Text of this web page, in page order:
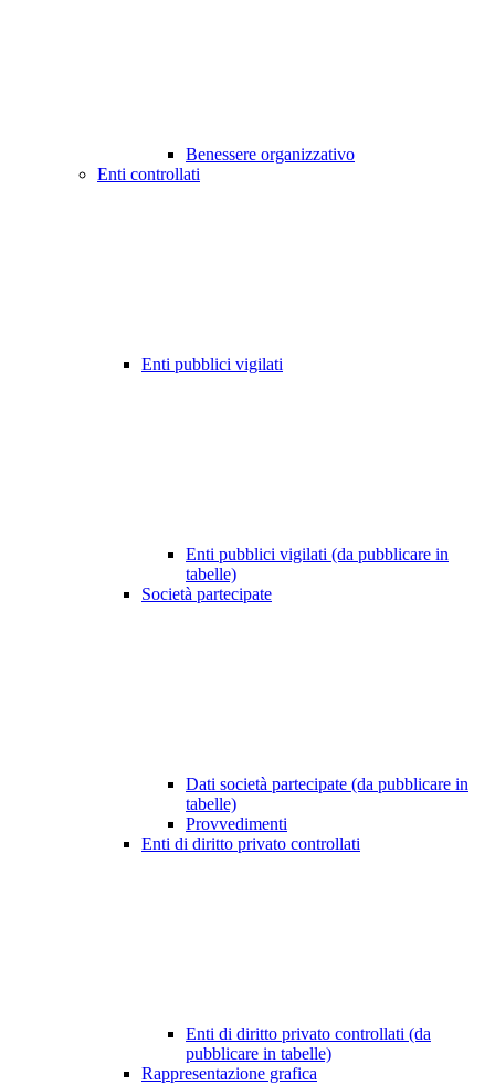
Benessere organizzativo
Enti controllati
Enti pubblici vigilati
Enti pubblici vigilati (da pubblicare in
tabelle)
Società partecipate
Dati società partecipate (da pubblicare in
tabelle)
Provvedimenti
Enti di diritto privato controllati
Enti di diritto privato controllati (da
pubblicare in tabelle)
Rappresentazione grafica